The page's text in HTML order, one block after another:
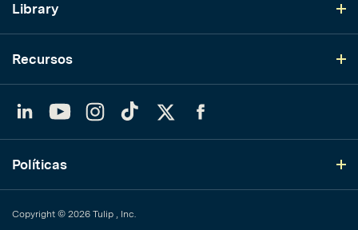
Library
Recursos
YouTubeInstagram
TikTok
Políticas
Copyright © 2026 Tulip , Inc.